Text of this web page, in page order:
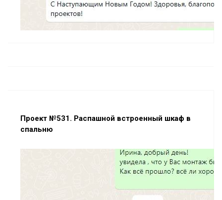
Проект №531. Распашной встроенный шкаф в
спальню